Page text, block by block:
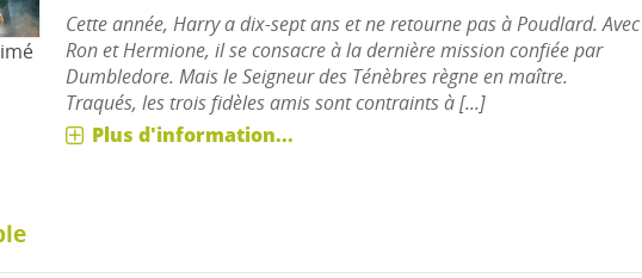
Cette année, Harry a dix-sept ans et ne retourne pas à Poudlard. Avec
Ron et Hermione, il se consacre à la dernière mission confiée par
Dumbledore. Mais le Seigneur des Ténèbres règne en maître.
Traqués, les trois fidèles amis sont contraints à [...]
Plus d'information...